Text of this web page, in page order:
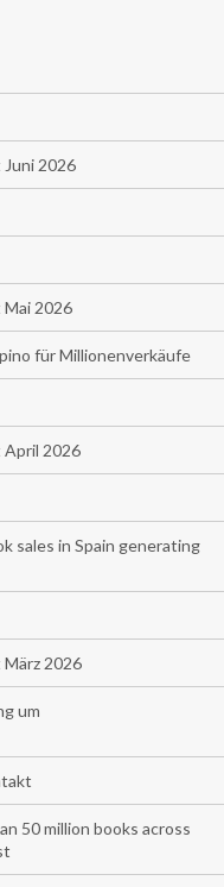
2026
2026
für Millionenverkäufe
2026
sales in Spain generating
2026
um
50 million books across